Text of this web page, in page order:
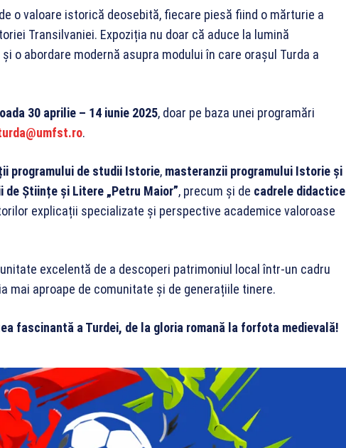
o valoare istorică deosebită, fiecare piesă fiind o mărturie a
Transilvaniei. Expoziția nu doar că aduce la lumină
o abordare modernă asupra modului în care orașul Turda a
30 aprilie – 14 iunie 2025, doar pe baza unei programări
.
programului de studii Istorie, masteranzii programului Istorie și
de Științe și Litere „Petru Maior”, precum și de cadrele didactice
explicații specializate și perspective academice valoroase
excelentă de a descoperi patrimoniul local într-un cadru
mai aproape de comunitate și de generațiile tinere.
fascinantă a Turdei, de la gloria romană la forfota medievală!